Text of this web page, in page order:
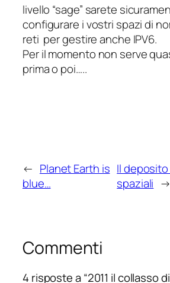
livello “sage” sarete
configurare i vostri spazi di
reti per gestire anche IPV6.
Per il momento non serve
prima o poi…..
← Planet Earth is
blue…
Il
spaziali →
Commenti
4 risposte a “2011 il collasso